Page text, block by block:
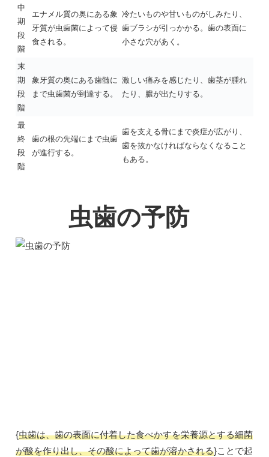
中
期
段
階
エナメル質の奥にある象
牙質が虫歯菌によって侵
食される。
冷たいものや甘いものがしみたり、
歯ブラシが引っかかる。歯の表面に
小さな穴があく。
末
期
段
階
象牙質の奥にある歯髄に
まで虫歯菌が到達する。
激しい痛みを感じたり、歯茎が腫れ
たり、膿が出たりする。
最
終
段
階
歯の根の先端にまで虫歯
が進行する。
歯を支える骨にまで炎症が広がり、
歯を抜かなければならなくなること
もある。
虫歯の予防
{虫歯は、歯の表面に付着した食べかすを栄養源とする細菌
が酸を作り出し、その酸によって歯が溶かされる}ことで起